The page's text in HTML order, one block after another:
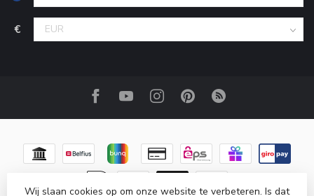
€
Wij slaan cookies op om onze website te verbeteren. Is dat